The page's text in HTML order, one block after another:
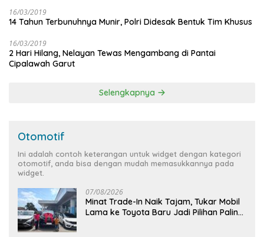
16/03/2019
14 Tahun Terbunuhnya Munir, Polri Didesak Bentuk Tim Khusus
16/03/2019
2 Hari Hilang, Nelayan Tewas Mengambang di Pantai
Cipalawah Garut
Selengkapnya
Otomotif
Ini adalah contoh keterangan untuk widget dengan kategori
otomotif, anda bisa dengan mudah memasukkannya pada
widget.
07/08/2026
Minat Trade-In Naik Tajam, Tukar Mobil
Lama ke Toyota Baru Jadi Pilihan Paling